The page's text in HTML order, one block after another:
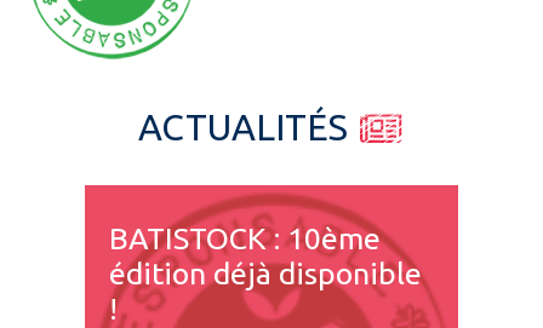
ACTUALITÉS
BATISTOCK : 10ème
édition déjà disponible
!